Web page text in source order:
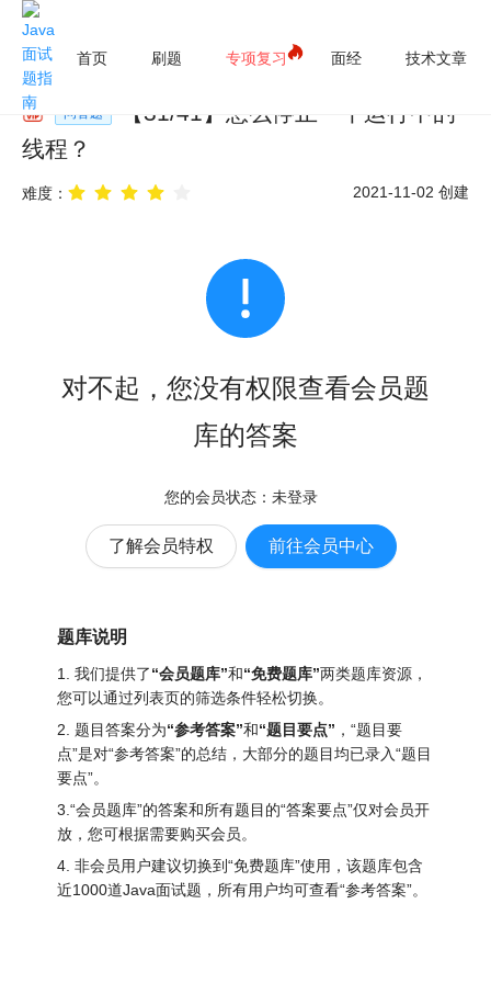
首页 刷题 专项复习 面经 技术文章
问答题 【 31/41 】 怎么停止一个运行中的
线程？
难度： 2021-11-02 创建
对不起，您没有权限查看会员题
库的答案
您的会员状态： 未登录
了解会员特权 前往会员中心
题库说明
1. 我们提供了“会员题库”和“免费题库”两类题库资源，
您可以通过列表页的筛选条件轻松切换。
2. 题目答案分为“参考答案”和“题目要点” ，“题目要
点”是对“参考答案”的总结，大部分的题目均已录入“题目
要点”。
3.“会员题库”的答案和所有题目的“答案要点”仅对会员开
放，您可根据需要购买会员。
4. 非会员用户建议切换到“免费题库”使用，该题库包含
近1000道Java面试题 ，所有用户均可查看“参考答案”。